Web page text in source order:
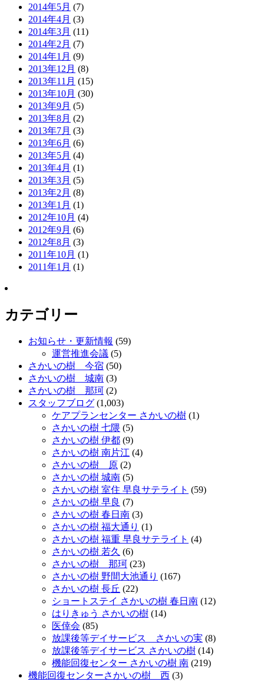
2014年5月 (7)
2014年4月 (3)
2014年3月 (11)
2014年2月 (7)
2014年1月 (9)
2013年12月 (8)
2013年11月 (15)
2013年10月 (30)
2013年9月 (5)
2013年8月 (2)
2013年7月 (3)
2013年6月 (6)
2013年5月 (4)
2013年4月 (1)
2013年3月 (5)
2013年2月 (8)
2013年1月 (1)
2012年10月 (4)
2012年9月 (6)
2012年8月 (3)
2011年10月 (1)
2011年1月 (1)
カテゴリー
お知らせ・更新情報 (59)
運営推進会議 (5)
さかいの樹 今宿 (50)
さかいの樹 城南 (3)
さかいの樹 那珂 (2)
スタッフブログ (1,003)
ケアプランセンター さかいの樹 (1)
さかいの樹 七隈 (5)
さかいの樹 伊都 (9)
さかいの樹 南片江 (4)
さかいの樹 原 (2)
さかいの樹 城南 (5)
さかいの樹 室住 早良サテライト (59)
さかいの樹 早良 (7)
さかいの樹 春日南 (3)
さかいの樹 福大通り (1)
さかいの樹 福重 早良サテライト (4)
さかいの樹 若久 (6)
さかいの樹 那珂 (23)
さかいの樹 野間大池通り (167)
さかいの樹 長丘 (22)
ショートステイ さかいの樹 春日南 (12)
はりきゅう さかいの樹 (14)
医倖会 (85)
放課後等デイサービス さかいの実 (8)
放課後等デイサービス さかいの樹 (14)
機能回復センター さかいの樹 南 (219)
機能回復センターさかいの樹 西 (3)